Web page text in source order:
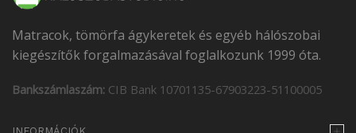
Matracok, tömörfa ágykeretek és egyéb hálószobai
kiegészítők forgalmazásával foglalkozunk 1999 óta.
Bankszámlaszám: CIB Bank 10701135-67903223-51100005